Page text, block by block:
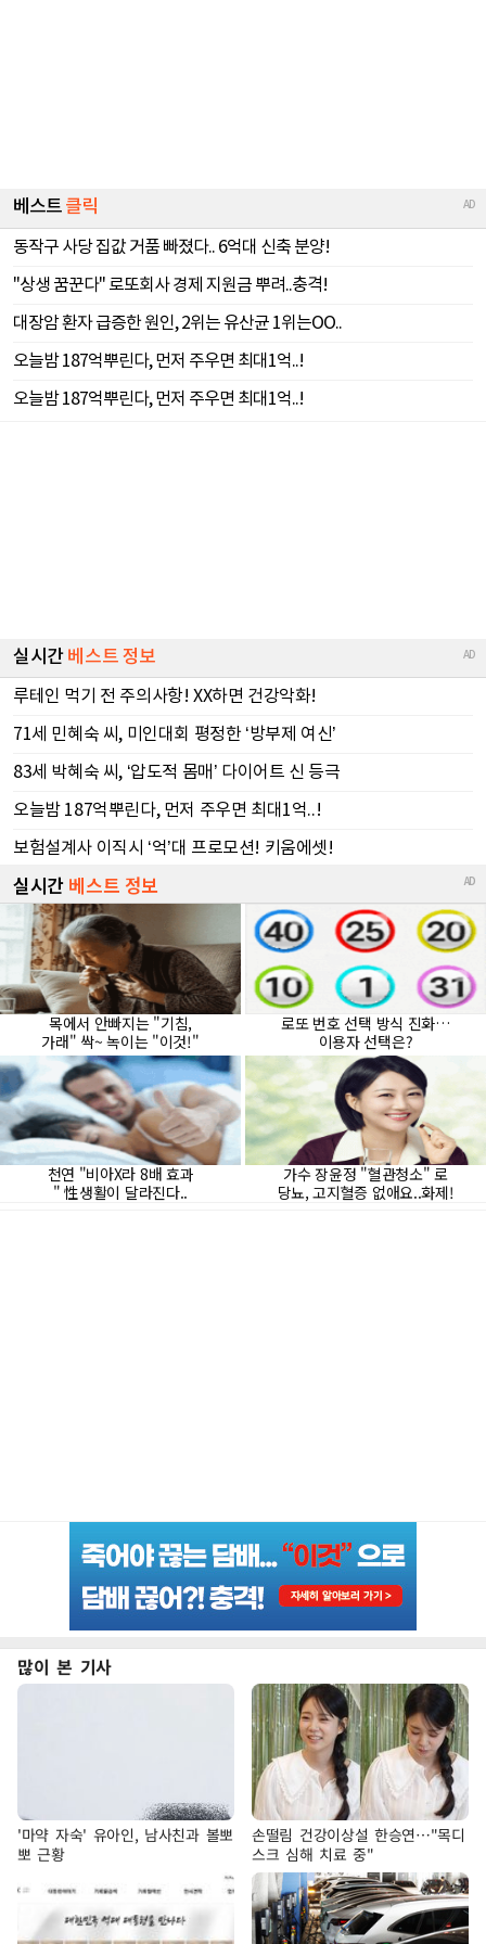
많이 본 기사
'마약 자숙' 유아인, 남사친과 볼뽀
뽀 근황
손떨림 건강이상설 한승연…"목디
스크 심해 치료 중"